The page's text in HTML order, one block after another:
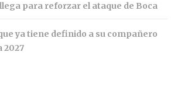
para reforzar el ataque de Boca
ya tiene definido a su compañero
2027